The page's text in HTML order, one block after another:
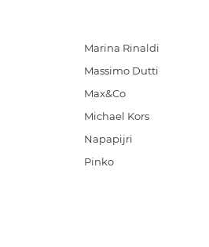
Marina Rinaldi
Massimo Dutti
Max&Co
Michael Kors
Napapijri
Pinko